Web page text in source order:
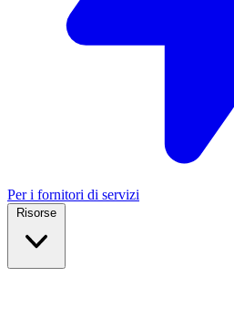
Per i fornitori di servizi